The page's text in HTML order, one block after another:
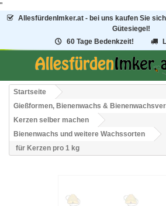
"
AllesfürdenImker.at - bei uns kaufen Sie
Gütesiegel!
60 Tage Bedenkzeit!
Startseite
Gießformen, Bienenwachs &
Kerzen selber machen
Bienenwachs und weitere Wachssorten
für Kerzen pro 1 kg